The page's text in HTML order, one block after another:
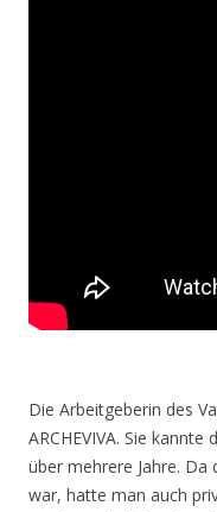
Die Arbeitgeberin des
ARCHEVIVA. Sie
über mehrere Jahre. Da
war, hatte man auch